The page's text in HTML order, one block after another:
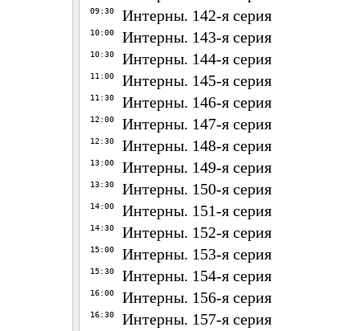
09:30 Интерны. 142-я серия
10:00 Интерны. 143-я серия
10:30 Интерны. 144-я серия
11:00 Интерны. 145-я серия
11:30 Интерны. 146-я серия
12:00 Интерны. 147-я серия
12:30 Интерны. 148-я серия
13:00 Интерны. 149-я серия
13:30 Интерны. 150-я серия
14:00 Интерны. 151-я серия
14:30 Интерны. 152-я серия
15:00 Интерны. 153-я серия
15:30 Интерны. 154-я серия
16:00 Интерны. 156-я серия
16:30 Интерны. 157-я серия